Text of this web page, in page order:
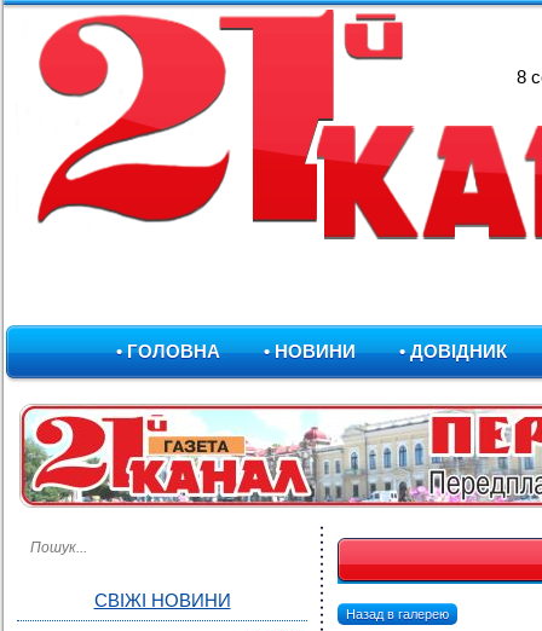
8
• ГОЛОВНА • НОВИНИ • ДОВІДНИК
СВІЖІ НОВИНИ
Назад в галерею